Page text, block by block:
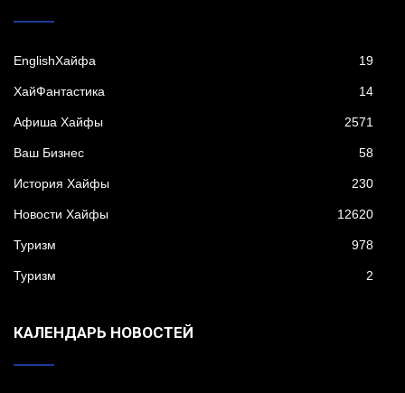
EnglishХайфа 19
XайФантастика 14
Афиша Хайфы 2571
Ваш Бизнес 58
История Хайфы 230
Новости Хайфы 12620
Туризм 978
Туризм 2
КАЛЕНДАРЬ НОВОСТЕЙ